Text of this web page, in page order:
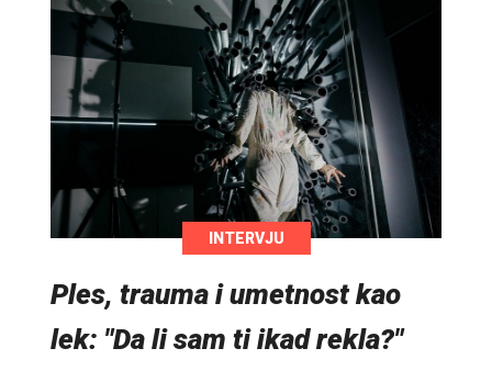
INTERVJU
Ples, trauma i umetnost kao
lek: "Da li sam ti ikad rekla?"